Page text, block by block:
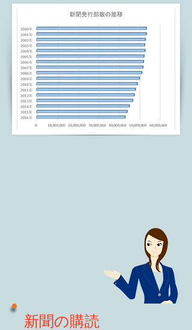
​新聞の購読